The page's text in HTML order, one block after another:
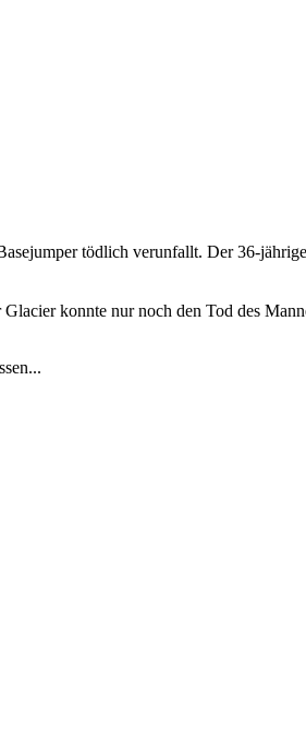
tödlich verunfallt. Der 36-
konnte nur noch den Tod des